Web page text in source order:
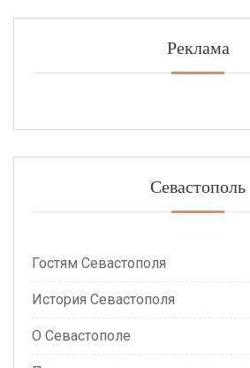
Реклама
Севастополь
Гостям Севастополя
История Севастополя
О Севастополе